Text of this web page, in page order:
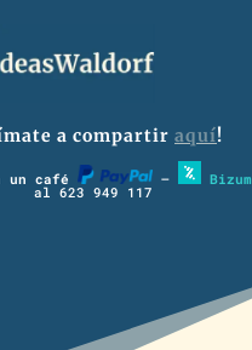
a compartir aquí!
un café – Bizum
al 623 949 117